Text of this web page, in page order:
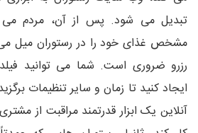
تبدیل می شود. پس از آن، مردم
مشخص غذای خود را در رستوران میل می
رزرو ضروری است. شما می توانید
ایجاد کنید تا زمان و سایر تنظیمات
آنلاین یک ابزار قدرتمند مراقبت از